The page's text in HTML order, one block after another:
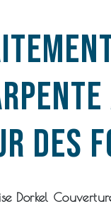
des
Dorkel